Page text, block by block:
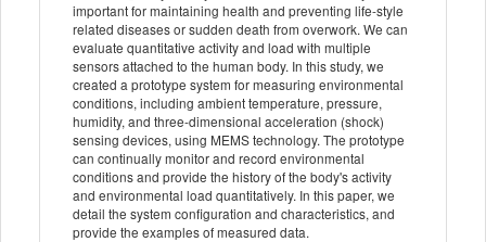
important for maintaining health and preventing life-style
related diseases or sudden death from overwork. We can
evaluate quantitative activity and load with multiple
sensors attached to the human body. In this study, we
created a prototype system for measuring environmental
conditions, including ambient temperature, pressure,
humidity, and three-dimensional acceleration (shock)
sensing devices, using MEMS technology. The prototype
can continually monitor and record environmental
conditions and provide the history of the body's activity
and environmental load quantitatively. In this paper, we
detail the system configuration and characteristics, and
provide the examples of measured data.